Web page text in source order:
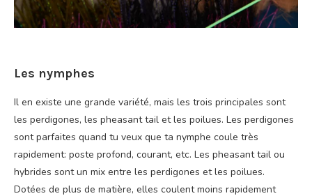
Les nymphes
Il en existe une grande variété, mais les trois principales sont
les perdigones, les pheasant tail et les poilues. Les perdigones
sont parfaites quand tu veux que ta nymphe coule très
rapidement: poste profond, courant, etc. Les pheasant tail ou
hybrides sont un mix entre les perdigones et les poilues.
Dotées de plus de matière, elles coulent moins rapidement